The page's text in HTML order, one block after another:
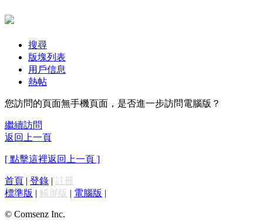
搜尋
版塊列表
用戶信息
熱帖
您訪問的頁面無手機頁面，是否進一步訪問電腦版？
繼續訪問
返回上一頁
[ 點擊這裡返回上一頁 ]
首頁 | 登錄 | 註冊
標準版 | 觸屏版 | 電腦版 |
© Comsenz Inc.